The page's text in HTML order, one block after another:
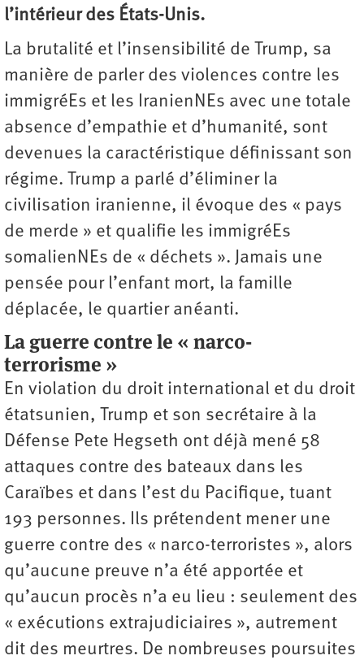
l’intérieur des États-Unis.
La brutalité et l’insensibilité de Trump, sa
manière de parler des violences contre les
immigréEs et les IranienNEs avec une totale
absence d’empathie et d’humanité, sont
devenues la caractéristique définissant son
régime. Trump a parlé d’éliminer la
civilisation iranienne, il évoque des « pays
de merde » et qualifie les immigréEs
somalienNEs de « déchets ». Jamais une
pensée pour l’enfant mort, la famille
déplacée, le quartier anéanti.
La guerre contre le « narco-
terrorisme »
En violation du droit international et du droit
étatsunien, Trump et son secrétaire à la
Défense Pete Hegseth ont déjà mené 58
attaques contre des bateaux dans les
Caraïbes et dans l’est du Pacifique, tuant
193 personnes. Ils prétendent mener une
guerre contre des « narco-terroristes », alors
qu’aucune preuve n’a été apportée et
qu’aucun procès n’a eu lieu : seulement des
« exécutions extrajudiciaires », autrement
dit des meurtres. De nombreuses poursuites